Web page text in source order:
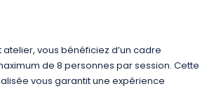
vous bénéficiez d’un cadre
de 8 personnes par session. Cette
vous garantit une expérience
participant reçoit une attention